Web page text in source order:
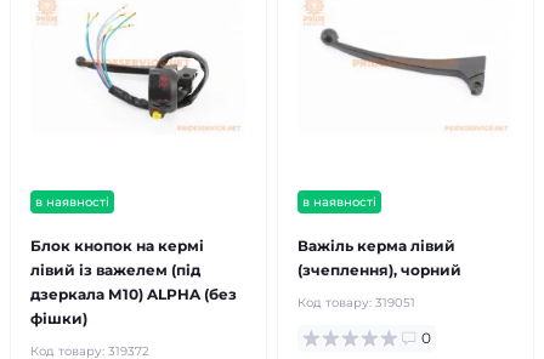
в наявності
Блок кнопок на кермі
лівий із важелем (під
дзеркала М10) ALPHA (без
фішки)
Код товару: 319372
в наявності
Важіль керма лівий
(зчеплення), чорний
Код товару: 319051
0